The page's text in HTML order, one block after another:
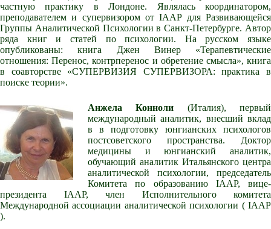
частную практику в Лондоне. Являлась координатором,
преподавателем и супервизором от IAAP для Развивающейся
Группы Аналитической Психологии в Санкт-Петербурге. Автор
ряда книг и статей по психологии. На русском языке
опубликованы: книга Джен Винер «Терапевтические
отношения: Перенос, контрперенос и обретение смысла», книга
в соавторстве «СУПЕРВИЗИЯ СУПЕРВИЗОРА: практика в
поиске теории».
Анжела Конноли (Италия), первый
международный аналитик, внесший вклад
в в подготовку юнгианских психологов
постсоветского пространства. Доктор
медицины и юнгианский аналитик,
обучающий аналитик Итальянского центра
аналитической психологии, председатель
Комитета по образованию IAAP, вице-
президента IAAP, член Исполнительного комитета
Международной ассоциации аналитической психологии ( IAAP
).